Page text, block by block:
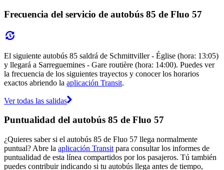
Frecuencia del servicio de autobús 85 de Fluo 57
El siguiente autobús 85 saldrá de Schmittviller - Église (hora: 13:05)
y llegará a Sarreguemines - Gare routière (hora: 14:00). Puedes ver
la frecuencia de los siguientes trayectos y conocer los horarios
exactos abriendo la aplicación Transit.
Ver todas las salidas
Puntualidad del autobús 85 de Fluo 57
¿Quieres saber si el autobús 85 de Fluo 57 llega normalmente
puntual? Abre la aplicación Transit para consultar los informes de
puntualidad de esta línea compartidos por los pasajeros. Tú también
puedes contribuir indicando si tu autobús llega antes de tiempo,